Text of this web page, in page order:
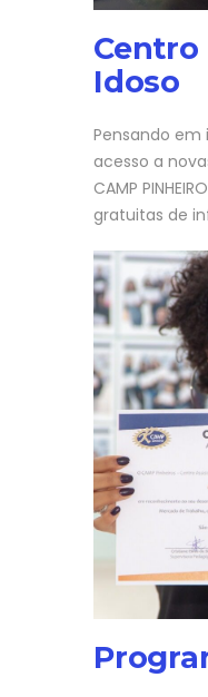
Centro
Idoso
Pensando
acesso a
CAMP
gratuitas de